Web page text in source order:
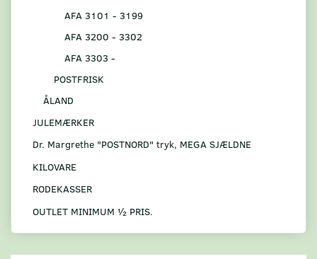
AFA 3101 - 3199
AFA 3200 - 3302
AFA 3303 -
POSTFRISK
ÅLAND
JULEMÆRKER
Dr. Margrethe "POSTNORD" tryk, MEGA SJÆLDNE
KILOVARE
RODEKASSER
OUTLET MINIMUM ½ PRIS.